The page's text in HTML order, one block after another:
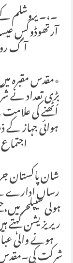
۔،۔ یروشلم
آرتھوڈوکس
آگ
٭مقدس مقبرہ
بڑی تعداد
اُٹھنے کی
ہوائی جہاز کے
شان پاکستان
رساں ادارے
ہولی سیپلحر
ریریزیشن
ہونے والی